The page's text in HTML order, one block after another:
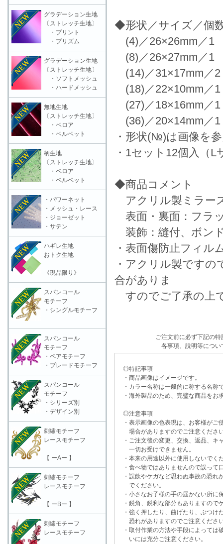
◆形状／サイズ／個
(4)／26×26mm／1
(8)／26×27mm／1
(14)／31×17mm／
(18)／22×10mm／
(27)／18×16mm／
(36)／20×14mm／1
・形状(№)は画像を
・1セット12個入（
◆商品コメント
アクリル製ミラー
表面・裏面：フラ
装飾：縫付、ボン
・表面傷防止フィ
・アクリル製です
合がありま
すのでご了承の上
ご注文前に必ず下記の
各事項、説明等につい
◎特記事項
・商品画像はイメージです。
・カラー名称は一般的に称する名称
・海外製品のため、完璧な商品をお
◎注意事項
・表示画像の色表現は、お客様がご
場合がありますのでご注意くださ
・ご注文後の変更、交換、返品、キ
一切お受けできません。
・本来の用途以外に使用しないでく
・食べ物ではありませんので誤って
・誤飲やケガなど思わぬ事故の恐れ
でください。
・小さなお子様の手の届かない所に
・鋭角、鋭利な部分もありますので
・強く押したり、曲げたり、ぶつけ
恐れがありますのでご注意くださ
・取付作業の方法や手段によっては
いには充分ご注意ください。
グラデーション生地
〔ストレッチ生地〕
・プリント
・プリズム
グラデーション生地
〔ストレッチ生地〕
・ソフトメッシュ
・ハードメッシュ
無地生地
〔ストレッチ生地〕
・ベロア
・ベルベット
柄生地
〔ストレッチ生地〕
・ベロア
・ベルベット
・パワーネット
・メッシュ・レース
・ジョーゼット
・サテン
ハギレ生地
おトク生地
《現品限り》
スパンコール
モチーフ
・シングルモチーフ
スパンコール
モチーフ
・ペアモチーフ
・ブレードモチーフ
スパンコール
モチーフ
・シリーズ別
・デザイン別
刺繍モチーフ
レースモチーフ
【 ーAー 】
刺繍モチーフ
レースモチーフ
【 ーBー 】
刺繍モチーフ
レースモチーフ